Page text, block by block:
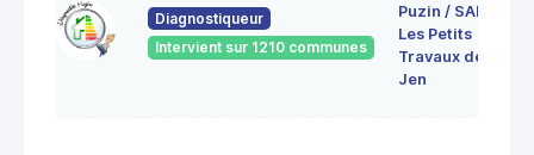
Diagnostiqueur
Intervient sur 1210 communes
Puzin / SARL
Les Petits
Travaux de
Jen